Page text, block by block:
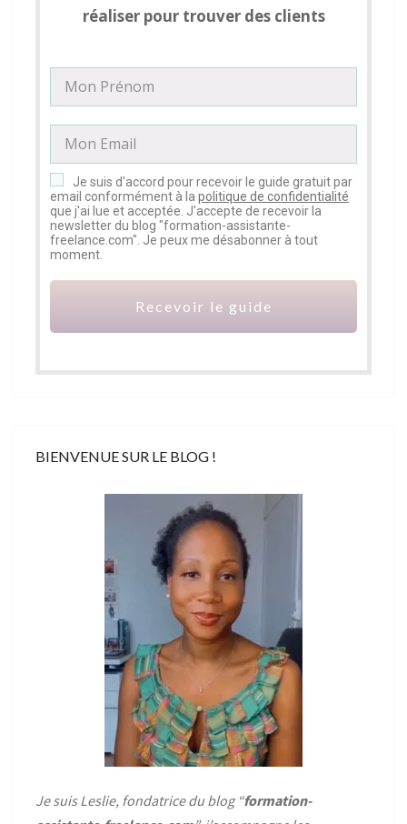
réaliser pour trouver des clients
Je suis d'accord pour recevoir le guide gratuit par
email conformément à la politique de confidentialité
que j'ai lue et acceptée. J'accepte de recevoir la
newsletter du blog "formation-assistante-
freelance.com". Je peux me désabonner à tout
moment.
Recevoir le guide
BIENVENUE SUR LE BLOG !
Je suis Leslie, fondatrice du blog “formation-